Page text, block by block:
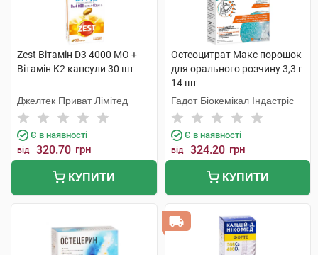
Zest Вітамін D3 4000 MO +
Вітамін K2 капсули 30 шт
Джелтек Приват Лімітед
Є в наявності
від 320.70 грн
КУПИТИ
Остеоцитрат Макс порошок
для орального розчину 3,3 г
14 шт
Гадот Біокемікал Індастріс
Є в наявності
від 324.20 грн
КУПИТИ